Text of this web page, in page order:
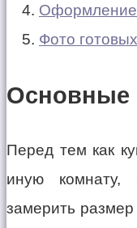
Оформление
Фото
Основные
Перед тем как
иную комнату,
замерить